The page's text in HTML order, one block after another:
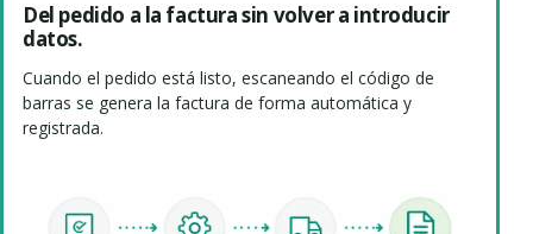
Del pedido a la factura sin volver a introducir
datos.
Cuando el pedido está listo, escaneando el código de
barras se genera la factura de forma automática y
registrada.